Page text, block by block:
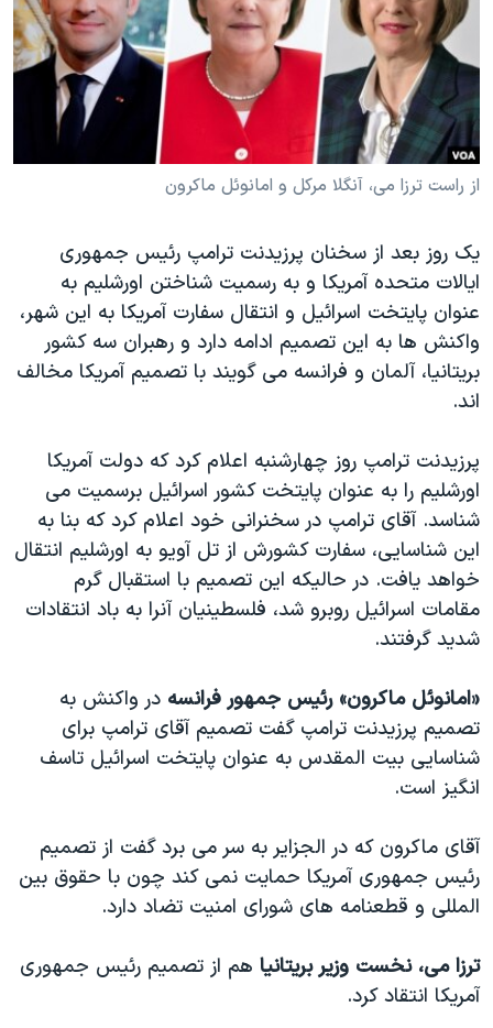
فرهنگ و زندگی
حقوق شهروندی
اقتصادی
علم و فناوری
اسرائیل در جنگ
آرشیو پخش زنده
مستندها
انتخابات ریاست جمهوری آمریکا ۲۰۲۴
حمله جمهوری اسلامی به اسرائیل
رمز مهسا
ورزش زنان در ایران
مجموعه مستندهای دادخواهی
تریبونال مردمی آبان ۹۸
دادگاه حمید نوری
چهل سال گروگان‌گیری
اعتراضات مردمی آبان ۹۸
اسرائیل در جنگ
نرگس محمدی برنده جایزه نوبل صلح
همایش محافظه‌کاران آمریکا «سی‌پک»
صفحه‌های ویژه
سفر پرزیدنت ترامپ به چین
دنبال کنید
زبانهای مختلف
از راست ترزا می، آنگلا مرکل و امانوئل ماکرون
یک روز بعد از سخنان پرزیدنت ترامپ رئیس جمهوری
ایالات متحده آمریکا و به رسمیت شناختن اورشلیم به
عنوان پایتخت اسرائیل و انتقال سفارت آمریکا به این شهر،
واکنش ها به این تصمیم ادامه دارد و رهبران سه کشور
بریتانیا، آلمان و فرانسه می گویند با تصمیم آمریکا مخالف
اند.
پرزیدنت ترامپ روز چهارشنبه اعلام کرد که دولت آمریکا
اورشلیم را به عنوان پایتخت کشور اسرائیل برسمیت می
شناسد. آقای ترامپ در سخنرانی خود اعلام کرد که بنا به
این شناسایی، سفارت کشورش از تل آویو به اورشلیم انتقال
خواهد یافت. در حالیکه این تصمیم با استقبال گرم
مقامات اسرائیل روبرو شد، فلسطینیان آنرا به باد انتقادات
شدید گرفتند.
«امانوئل ماکرون» رئیس جمهور فرانسه در واکنش به
تصمیم پرزیدنت ترامپ گفت تصمیم آقای ترامپ برای
شناسایی بیت المقدس به عنوان پایتخت اسرائیل تاسف
انگیز است.
آقای ماکرون که در الجزایر به سر می برد گفت از تصمیم
رئیس جمهوری آمریکا حمایت نمی کند چون با حقوق بین
المللی و قطعنامه های شورای امنیت تضاد دارد.
ترزا می، نخست وزیر بریتانیا هم از تصمیم رئیس جمهوری
آمریکا انتقاد کرد.